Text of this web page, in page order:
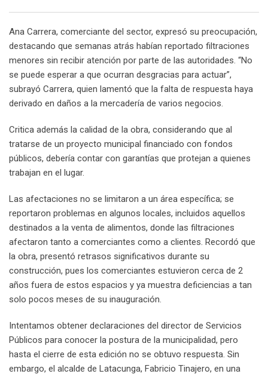
Ana Carrera, comerciante del sector, expresó su preocupación,
destacando que semanas atrás habían reportado filtraciones
menores sin recibir atención por parte de las autoridades. “No
se puede esperar a que ocurran desgracias para actuar”,
subrayó Carrera, quien lamentó que la falta de respuesta haya
derivado en daños a la mercadería de varios negocios.
Critica además la calidad de la obra, considerando que al
tratarse de un proyecto municipal financiado con fondos
públicos, debería contar con garantías que protejan a quienes
trabajan en el lugar.
Las afectaciones no se limitaron a un área específica; se
reportaron problemas en algunos locales, incluidos aquellos
destinados a la venta de alimentos, donde las filtraciones
afectaron tanto a comerciantes como a clientes. Recordó que
la obra, presentó retrasos significativos durante su
construcción, pues los comerciantes estuvieron cerca de 2
años fuera de estos espacios y ya muestra deficiencias a tan
solo pocos meses de su inauguración.
Intentamos obtener declaraciones del director de Servicios
Públicos para conocer la postura de la municipalidad, pero
hasta el cierre de esta edición no se obtuvo respuesta. Sin
embargo, el alcalde de Latacunga, Fabricio Tinajero, en una